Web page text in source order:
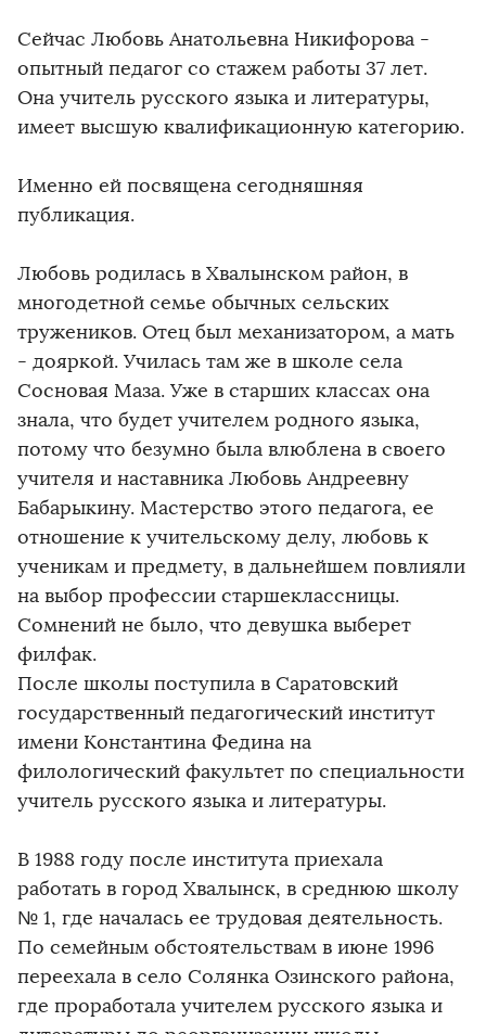
Сейчас Любовь Анатольевна Никифорова -
опытный педагог со стажем работы 37 лет.
Она учитель русского языка и литературы,
имеет высшую квалификационную категорию.
Именно ей посвящена сегодняшняя
публикация.
Любовь родилась в Хвалынском район, в
многодетной семье обычных сельских
тружеников. Отец был механизатором, а мать
- дояркой. Училась там же в школе села
Сосновая Маза. Уже в старших классах она
знала, что будет учителем родного языка,
потому что безумно была влюблена в своего
учителя и наставника Любовь Андреевну
Бабарыкину. Мастерство этого педагога, ее
отношение к учительскому делу, любовь к
ученикам и предмету, в дальнейшем повлияли
на выбор профессии старшеклассницы.
Сомнений не было, что девушка выберет
филфак.
После школы поступила в Саратовский
государственный педагогический институт
имени Константина Федина на
филологический факультет по специальности
учитель русского языка и литературы.
В 1988 году после института приехала
работать в город Хвалынск, в среднюю школу
№ 1, где началась ее трудовая деятельность.
По семейным обстоятельствам в июне 1996
переехала в село Солянка Озинского района,
где проработала учителем русского языка и